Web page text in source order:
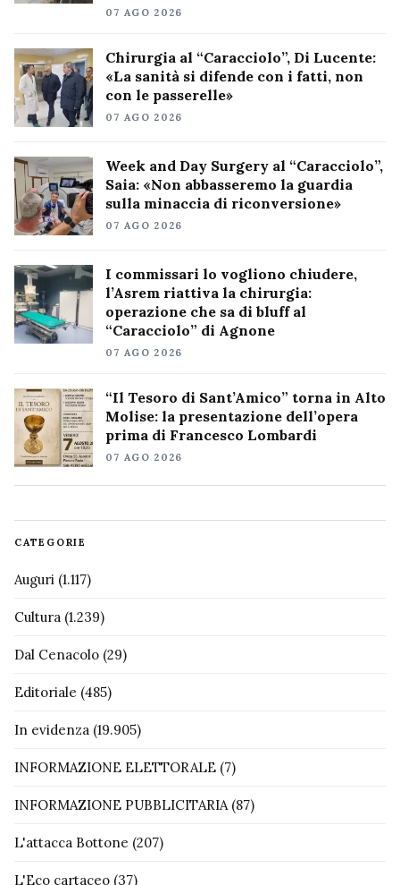
07 AGO 2026
Chirurgia al “Caracciolo”, Di Lucente:
«La sanità si difende con i fatti, non
con le passerelle»
07 AGO 2026
Week and Day Surgery al “Caracciolo”,
Saia: «Non abbasseremo la guardia
sulla minaccia di riconversione»
07 AGO 2026
I commissari lo vogliono chiudere,
l’Asrem riattiva la chirurgia:
operazione che sa di bluff al
“Caracciolo” di Agnone
07 AGO 2026
“Il Tesoro di Sant’Amico” torna in Alto
Molise: la presentazione dell’opera
prima di Francesco Lombardi
07 AGO 2026
CATEGORIE
Auguri (1.117)
Cultura (1.239)
Dal Cenacolo (29)
Editoriale (485)
In evidenza (19.905)
INFORMAZIONE ELETTORALE (7)
INFORMAZIONE PUBBLICITARIA(87)
L'attacca Bottone (207)
L'Eco cartaceo (37)